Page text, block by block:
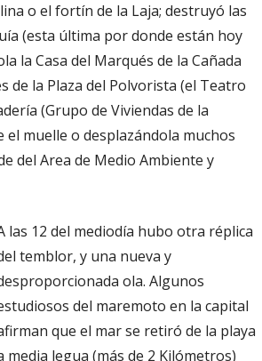
o el fortín de la Laja; destruyó las
(esta última por donde están hoy
la Casa del Marqués de la Cañada
de la Plaza del Polvorista (el Teatro
(Grupo de Viviendas de la
el muelle o desplazándola muchos
del Area de Medio Ambiente y
las 12 del mediodía hubo otra réplica
temblor, y una nueva y
ola. Algunos
del maremoto en la capital
que el mar se retiró de la playa
media legua (más de 2 Kilómetros)